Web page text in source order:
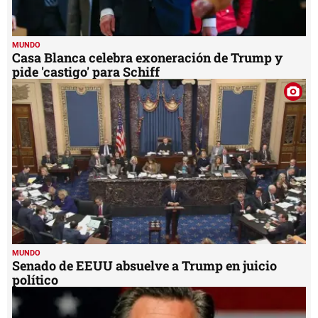
MUNDO
Casa Blanca celebra exoneración de Trump y
pide 'castigo' para Schiff